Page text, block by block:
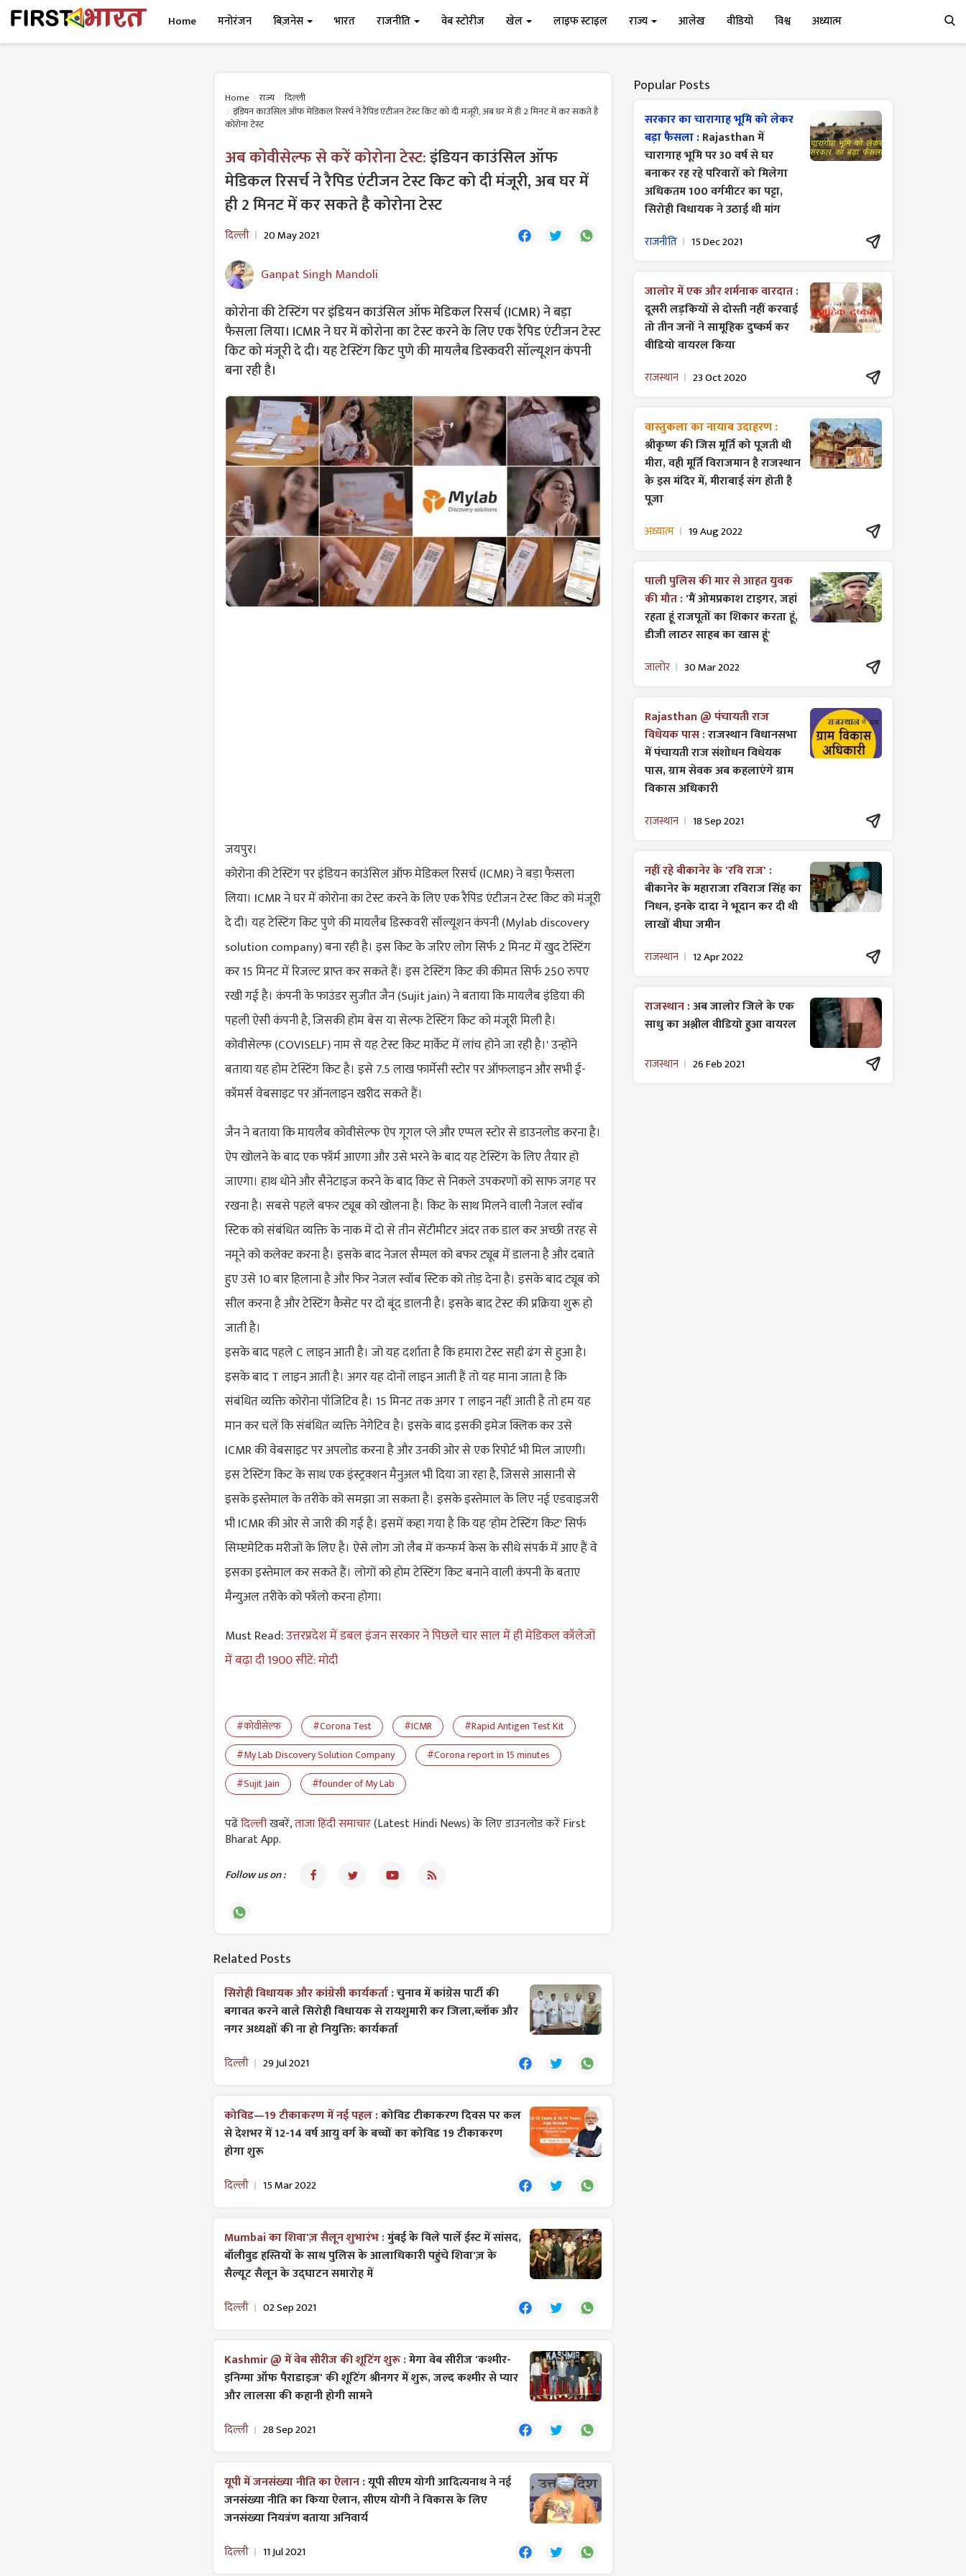
Home मनोरंजन बिज़नेस भारत राजनीति वेब स्टोरीज खेल लाइफ स्टाइल राज्य आलेख वीडियो विश्व अध्यात्म
Home राज्य
दिल्ली
इंडियन काउंसिल ऑफ मेडिकल रिसर्च ने रैपिड एंटीजन टेस्ट किट को दी मंजूरी, अब घर में ही 2 मिनट में कर सकते है
कोरोना टेस्ट
अब कोवीसेल्फ से करें कोरोना टेस्ट:इंडियन काउंसिल ऑफ
मेडिकल रिसर्च ने रैपिड एंटीजन टेस्ट किट को दी मंजूरी, अब घर में
ही 2 मिनट में कर सकते है कोरोना टेस्ट
दिल्ली 20 May 2021
Ganpat Singh Mandoli
कोरोना की टेस्टिंग पर इंडियन काउंसिल ऑफ मेडिकल रिसर्च (ICMR) ने बड़ा
फैसला लिया। ICMR ने घर में कोरोना का टेस्ट करने के लिए एक रैपिड एंटीजन टेस्ट
किट को मंजूरी दे दी। यह टेस्टिंग किट पुणे की मायलैब डिस्कवरी सॉल्यूशन कंपनी
बना रही है।
जयपुर।
कोरोना की टेस्टिंग पर इंडियन काउंसिल ऑफ मेडिकल रिसर्च (ICMR) ने बड़ा फैसला
लिया। ICMR ने घर में कोरोना का टेस्ट करने के लिए एक रैपिड एंटीजन टेस्ट किट को मंजूरी
दे दी। यह टेस्टिंग किट पुणे की मायलैब डिस्कवरी सॉल्यूशन कंपनी (Mylab discovery
solution company) बना रही है। इस किट के जरिए लोग सिर्फ 2 मिनट में खुद टेस्टिंग
कर 15 मिनट में रिजल्ट प्राप्त कर सकते हैं। इस टेस्टिंग किट की कीमत सिर्फ 250 रुपए
रखी गई है। कंपनी के फाउंडर सुजीत जैन (Sujit jain) ने बताया कि मायलैब इंडिया की
पहली ऐसी कंपनी है, जिसकी होम बेस या सेल्फ टेस्टिंग किट को मंजूरी मिली है।
कोवीसेल्फ (COVISELF) नाम से यह टेस्ट किट मार्केट में लांच होने जा रही है।' उन्होंने
बताया यह होम टेस्टिंग किट है। इसे 7.5 लाख फार्मेसी स्टोर पर ऑफलाइन और सभी ई-
कॉमर्स वेबसाइट पर ऑनलाइन खरीद सकते हैं।
जैन ने बताया कि मायलैब कोवीसेल्फ ऐप गूगल प्ले और एप्पल स्टोर से डाउनलोड करना है।
ऐप खोलने के बाद एक फॉर्म आएगा और उसे भरने के बाद यह टेस्टिंग के लिए तैयार हो
जाएगा। हाथ धोने और सैनेटाइज करने के बाद किट से निकले उपकरणों को साफ जगह पर
रखना है। सबसे पहले बफर ट्यूब को खोलना है। किट के साथ मिलने वाली नेजल स्वॉब
स्टिक को संबंधित व्यक्ति के नाक में दो से तीन सेंटीमीटर अंदर तक डाल कर अच्छी तरह से
नमूने को कलेक्ट करना है। इसके बाद नेजल सैम्पल को बफर ट्यूब में डालना है और दबाते
हुए उसे 10 बार हिलाना है और फिर नेजल स्वॉब स्टिक को तोड़ देना है। इसके बाद ट्यूब को
सील करना है और टेस्टिंग कैसेट पर दो बूंद डालनी है। इसके बाद टेस्ट की प्रक्रिया शुरू हो
जाती है।
इसके बाद पहले C लाइन आती है। जो यह दर्शाता है कि हमारा टेस्ट सही ढंग से हुआ है।
इसके बाद T लाइन आती है। अगर यह दोनों लाइन आती हैं तो यह माना जाता है कि
संबंधित व्यक्ति कोरोना पॉजिटिव है। 15 मिनट तक अगर T लाइन नहीं आती है तो हम यह
मान कर चलें कि संबंधित व्यक्ति नेगेेटिव है। इसके बाद इसकी इमेज क्लिक कर उसे
ICMR की वेबसाइट पर अपलोड करना है और उनकी ओर से एक रिपोर्ट भी मिल जाएगी।
इस टेस्टिंग किट के साथ एक इंस्ट्रक्शन मैनुअल भी दिया जा रहा है, जिससे आसानी से
इसके इस्तेमाल के तरीके को समझा जा सकता है। इसके इस्तेमाल के लिए नई एडवाइजरी
भी ICMR की ओर से जारी की गई है। इसमें कहा गया है कि यह 'होम टेस्टिंग किट' सिर्फ
सिम्प्टमेटिक मरीजों के लिए है। ऐसे लोग जो लैब में कन्फर्म केस के सीधे संपर्क में आए हैं वे
इसका इस्तेमाल कर सकते हैं। लोगों को होम टेस्टिंग किट बनाने वाली कंपनी के बताए
मैन्युअल तरीके को फॉलो करना होगा।
Must Read:उत्तरप्रदेश में डबल इंजन सरकार ने पिछले चार साल में ही मेडिकल कॉलेजों
में बढ़ा दी 1900 सीटें: मोदी
#कोवीसेल्फ #Corona Test #ICMR
#Rapid Antigen Test Kit
#My Lab Discovery Solution Company
#Corona report in 15 minutes
#Sujit Jain
#founder of My Lab
पढेंदिल्लीखबरें,ताजा हिंदी समाचार(Latest Hindi News) के लिए डाउनलोड करें First
Bharat App.
Follow us on :
Related Posts
सिरोही विधायक और कांग्रेसी कार्यकर्ता :चुनाव में कांग्रेस पार्टी की
बगावत करने वाले सिरोही विधायक से रायशुमारी कर जिला,ब्लॉक और
नगर अध्यक्षों की ना हो नियुक्ति: कार्यकर्ता
दिल्ली 29 Jul 2021
कोविड—19 टीकाकरण में नई पहल :कोविड टीकाकरण दिवस पर कल
से देशभर में 12-14 वर्ष आयु वर्ग के बच्चों का कोविड 19 टीकाकरण
होगा शुरू
दिल्ली 15 Mar 2022
Mumbai का शिवा'ज़ सैलून शुभारंभ :मुंबई के विले पार्ले ईस्ट में सांसद,
बॉलीवुड हस्तियों के साथ पुलिस के आलाधिकारी पहुंचे शिवा'ज़ के
सैल्यूट सैलून के उद्घाटन समारोह में
दिल्ली 02 Sep 2021
Kashmir @ में वेब सीरीज की शूटिंग शुरू :मेगा वेब सीरीज 'कश्मीर-
इनिग्मा ऑफ पैराडाइज' की शूटिंग श्रीनगर में शुरू, जल्द कश्मीर से प्यार
और लालसा की कहानी होगी सामने
दिल्ली 28 Sep 2021
यूपी में जनसंख्या नीति का ऐलान :यूपी सीएम योगी आदित्यनाथ ने नई
जनसंख्या नीति का किया ऐलान, सीएम योगी ने विकास के लिए
जनसंख्या नियत्रंण बताया ​अनिवार्य
दिल्ली 11 Jul 2021
Popular Posts
सरकार का चारागाह भूमि को लेकर
बड़ा फैसला :Rajasthan में
चारागाह भूमि पर 30 वर्ष से घर
बनाकर रह रहे परिवारों को मिलेगा
अधिकतम 100 वर्गमीटर का पट्टा,
सिरोही विधायक ने उठाई थी मांग
राजनीति 15 Dec 2021
जालोर में एक और शर्मनाक वारदात :
दूसरी लड़कियों से दोस्ती नहीं करवाई
तो तीन जनों ने सामूहिक दुष्कर्म कर
वीडियो वायरल किया
राजस्थान 23 Oct 2020
वास्तुकला का नायाब उदाहरण :
श्रीकृष्ण की जिस मूर्ति को पूजती थी
मीरा, वही मूर्ति विराजमान है राजस्थान
के इस मंदिर में, मीराबाई संग होती है
पूजा
अध्यात्म 19 Aug 2022
पाली पुलिस की मार से आहत युवक
की मौत :'मैं ओमप्रकाश टाइगर, जहां
रहता हूं राजपूतों का शिकार करता हूं,
डीजी लाठर साहब का खास हूं'
जालोर 30 Mar 2022
Rajasthan @ पंचायती राज
विधेयक पास :राजस्थान विधानसभा
में पंचायती राज ​संशोधन विधेयक
पास, ग्राम सेवक अब कहलाएंगे ग्राम
विकास अधिकारी
राजस्थान 18 Sep 2021
नहीं रहे बीकानेर के 'रवि राज' :
बीकानेर के महाराजा रविराज सिंह का
निधन, इनके दादा ने भूदान कर दी थी
लाखों बीघा जमीन
राजस्थान 12 Apr 2022
राजस्थान :अब जालोर जिले के एक
साधु का अश्लील वीडियो हुआ वायरल
राजस्थान 26 Feb 2021